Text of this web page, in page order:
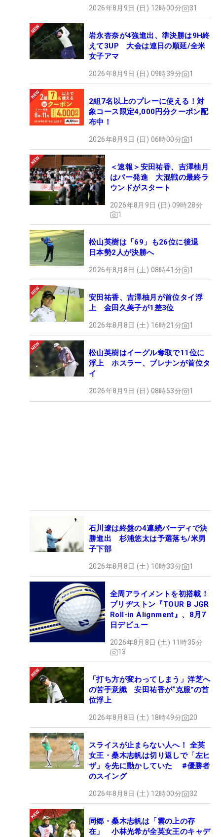
2026年8月9日 (日) 12時00分 31
岩永杏奈が4強進出、準決勝は9H終
えて3UP 大会は連日の順延/全米
女子アマ
2026年8月9日 (日) 09時39分 1
2組7名以上のプレーに使える！対
象コース限定4,000円分クーポン配
布中！
2026年8月9日 (日) 06時00分 1
＜速報＞安田祐香、吉澤柚月
はパー発進 大混戦の最終ラ
ウンドがスタート
2026年8月9日 (日) 09時28分
1
松山英樹は「69」も26位に後退
日本勢2人が決勝へ
2026年8月8日 (土) 08時41分 1
安田祐香、吉澤柚月が首位タイ浮
上 金田久美子が1差3位
2026年8月8日 (土) 16時21分 1
松山英樹はイーグル奪取で11位に
浮上 ホスラー、ブレナンが首位タ
イ
2026年8月9日 (日) 08時53分 1
石川遼は終盤の4連続バーディで決
勝進出 杉浦悠太は予選落ち/米男
子下部
2026年8月8日 (土) 10時33分 1
全周アライメントを初搭載！
ブリヂストン『TOUR B JGR
Roll-in Alignment』、8月7
日デビュー
2026年8月8日 (土) 11時35分
13
「打ち方が変わってしまう」洋芝へ
の苦手意識 安田祐香が“克服”の首
位浮上
2026年8月8日 (土) 18時49分 20
スライスが止まらない人へ！ 全英
女王・桑木志帆は切り返しで「左ヒ
ザ」を先に動かしていた #優勝者
のスイング
2026年8月8日 (土) 12時00分 32
同郷・桑木志帆は「雲の上の存
在」 小林光希が全英女王のキャデ